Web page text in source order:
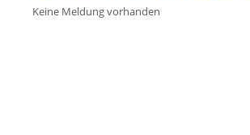
Keine Meldung vorhanden